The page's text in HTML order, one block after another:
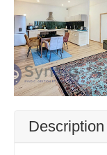
Description